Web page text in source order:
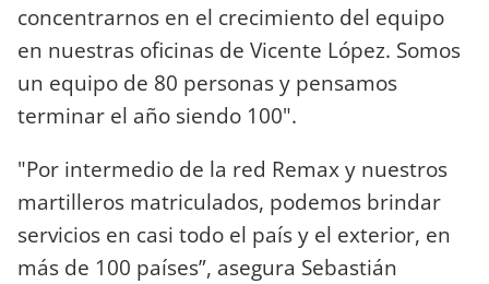
concentrarnos en el crecimiento del equipo
en nuestras oficinas de Vicente López. Somos
un equipo de 80 personas y pensamos
terminar el año siendo 100".
"Por intermedio de la red Remax y nuestros
martilleros matriculados, podemos brindar
servicios en casi todo el país y el exterior, en
más de 100 países”, asegura Sebastián